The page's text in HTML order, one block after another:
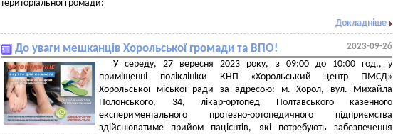
територіальної громади:
Докладніше
До уваги мешканців Хорольської громади та ВПО! 2023-09-26
У середу, 27 вересня 2023 року, з 09:00 до 10:00 год., у
приміщенні поліклініки КНП «Хорольський центр ПМСД»
Хорольської міської ради за адресою: м. Хорол, вул. Михайла
Полонського, 34, лікар-ортопед Полтавського казенного
експериментального протезно-ортопедичного підприємства
здійснюватиме прийом пацієнтів, які потребують забезпечення